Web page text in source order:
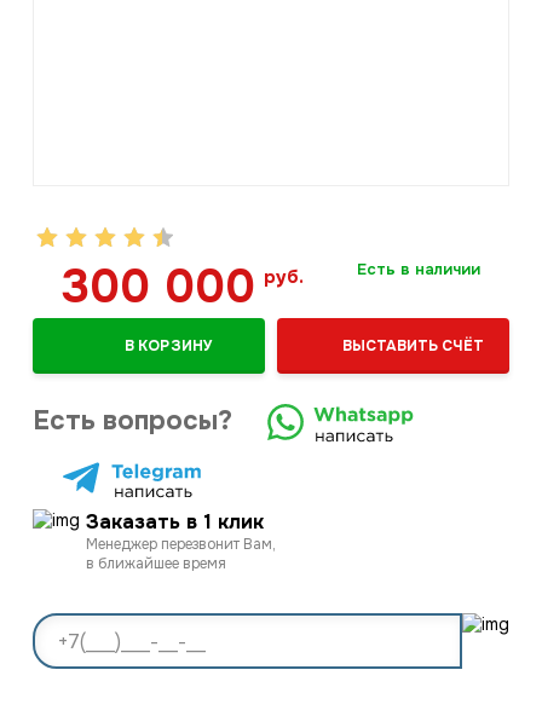
300 000руб. Есть в наличии
В КОРЗИНУ ВЫСТАВИТЬ СЧЁТ
Есть вопросы?
Заказать в 1 клик
Менеджер перезвонит Вам,
в ближайшее время